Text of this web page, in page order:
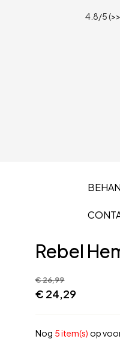
4.8/5 (
Rebel
€26,99
€ 24,29
Nog 5 item(s) op